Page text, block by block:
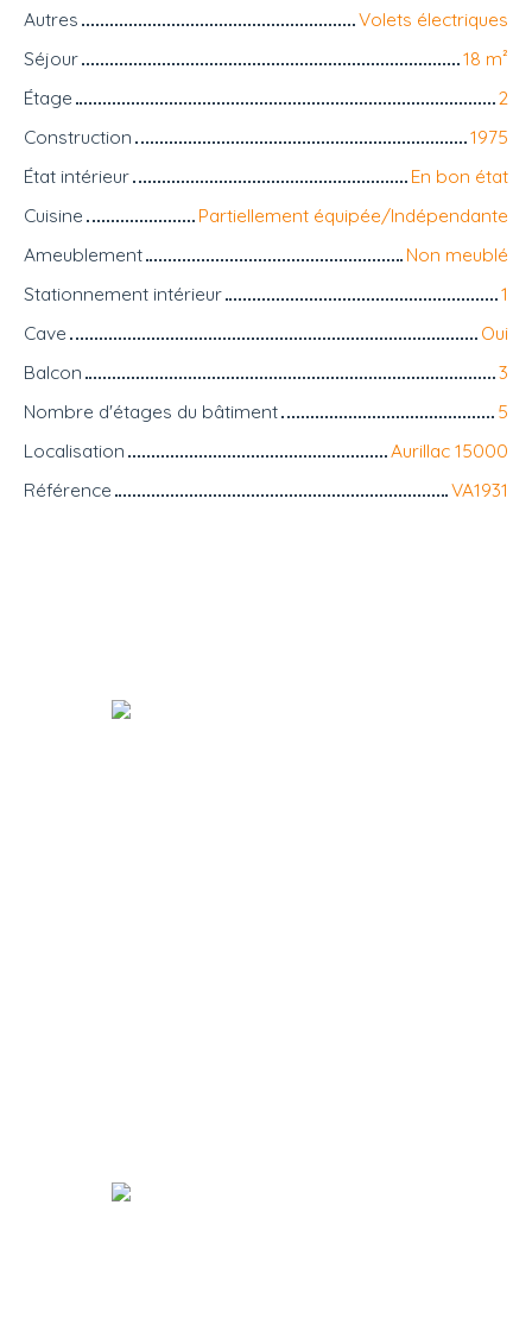
Autres
Volets électriques
Séjour
18 m²
Étage
2
Construction
1975
État intérieur
En bon état
Cuisine
Partiellement équipée/Indépendante
Ameublement
Non meublé
Stationnement intérieur
1
Cave
Oui
Balcon
3
Nombre d'étages du bâtiment
5
Localisation
Aurillac 15000
Référence
VA1931